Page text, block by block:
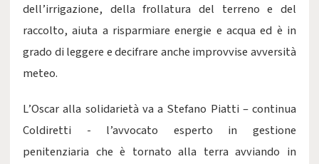
dell’irrigazione, della frollatura del terreno e del
raccolto, aiuta a risparmiare energie e acqua ed è in
grado di leggere e decifrare anche improvvise avversità
meteo.
L’Oscar alla solidarietà va a Stefano Piatti – continua
Coldiretti - l’avvocato esperto in gestione
penitenziaria che è tornato alla terra avviando in